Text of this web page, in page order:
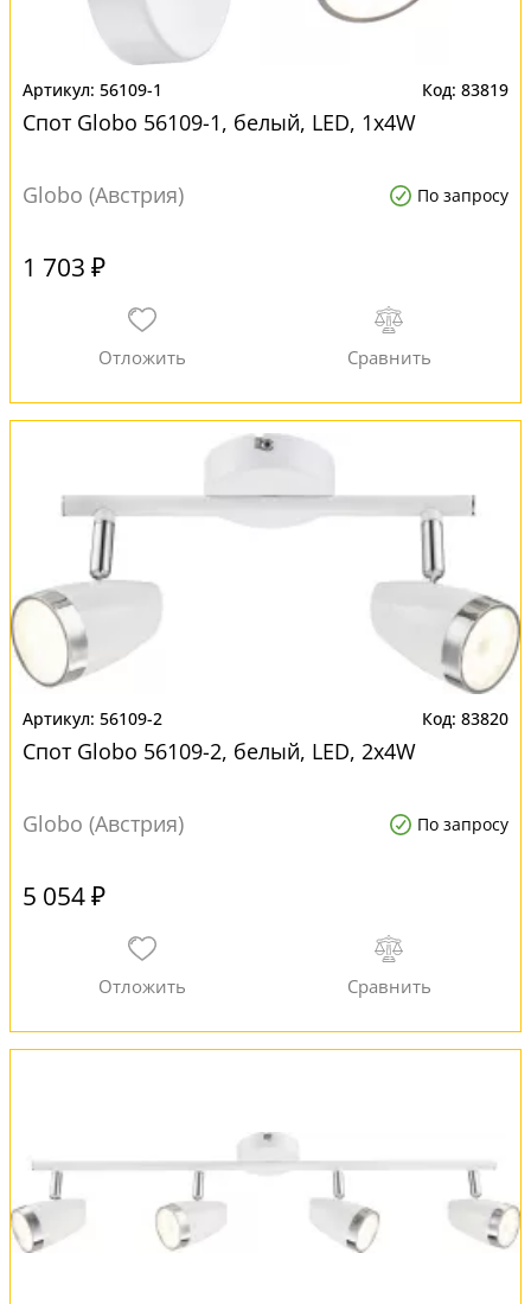
56109-1 83819
Спот Globo 56109-1, белый, LED, 1x4W
Globo (Австрия) По запросу
1 703 ₽
56109-2 83820
Спот Globo 56109-2, белый, LED, 2x4W
Globo (Австрия) По запросу
5 054 ₽